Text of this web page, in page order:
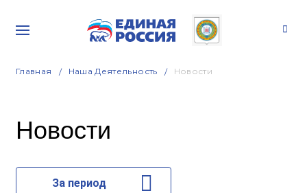
Главная Наша Деятельность Новости
Новости
За период